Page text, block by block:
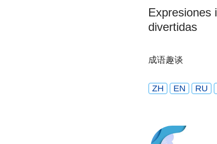
Expresiones
divertidas
成语趣谈
ZH EN RU